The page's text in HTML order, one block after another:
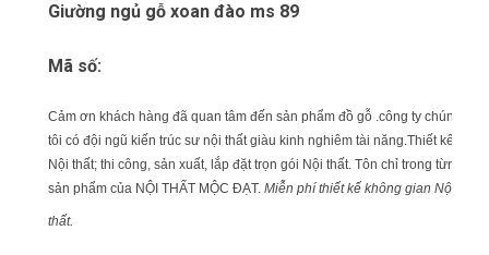
Giường ngủ gỗ xoan đào ms 89
Mã số:
Cảm ơn khách hàng đã quan tâm đến sản phẩm đồ gỗ .công ty chúng
tôi có đội ngũ kiến trúc sư nội thất giàu kinh nghiêm tài năng.Thiết kế
Nội thất; thi công, sản xuất, lắp đặt trọn gói Nội thất. Tôn chỉ trong từng
sản phẩm của NỘI THẤT MỘC ĐẠT. Miễn phí thiết kế không gian Nội
thất.